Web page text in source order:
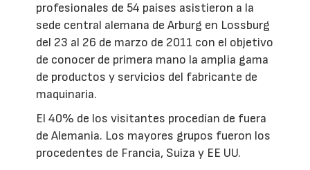
profesionales de 54 países asistieron a la
sede central alemana de Arburg en Lossburg
del 23 al 26 de marzo de 2011 con el objetivo
de conocer de primera mano la amplia gama
de productos y servicios del fabricante de
maquinaria.
El 40% de los visitantes procedían de fuera
de Alemania. Los mayores grupos fueron los
procedentes de Francia, Suiza y EE UU.